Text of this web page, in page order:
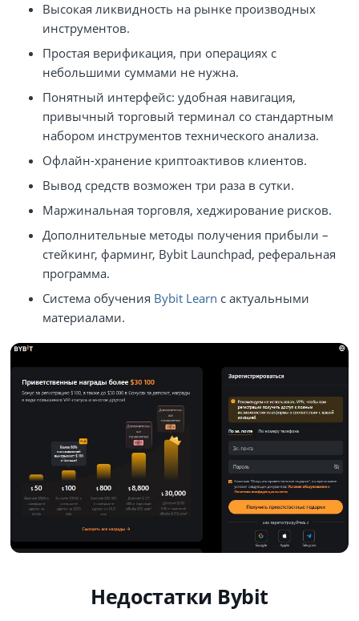
Высокая ликвидность на рынке производных
инструментов.
Простая верификация, при операциях с
небольшими суммами не нужна.
Понятный интерфейс: удобная навигация,
привычный торговый терминал со стандартным
набором инструментов технического анализа.
Офлайн-хранение криптоактивов клиентов.
Вывод средств возможен три раза в сутки.
Маржинальная торговля, хеджирование рисков.
Дополнительные методы получения прибыли –
стейкинг, фарминг, Bybit Launchpad, реферальная
программа.
Система обучения Bybit Learn с актуальными
материалами.
Недостатки Bybit